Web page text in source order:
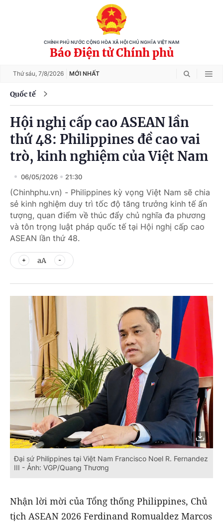
CHÍNH PHỦ NƯỚC CỘNG HÒA XÃ HỘI CHỦ NGHĨA VIỆT NAM
Báo Điện tử Chính phủ
Thứ sáu, 7/8/2026 MỚI NHẤT
Quốc tế
Hội nghị cấp cao ASEAN lần
thứ 48: Philippines đề cao vai
trò, kinh nghiệm của Việt Nam
06/05/2026 21:30
(Chinhphu.vn) - Philippines kỳ vọng Việt Nam sẽ chia
sẻ kinh nghiệm duy trì tốc độ tăng trưởng kinh tế ấn
tượng, quan điểm về thúc đẩy chủ nghĩa đa phương
và tôn trọng luật pháp quốc tế tại Hội nghị cấp cao
ASEAN lần thứ 48.
aA
Đại sứ Philippines tại Việt Nam Francisco Noel R. Fernandez
III - Ảnh: VGP/Quang Thương
Nhận lời mời của Tổng thống Philippines, Chủ
tịch ASEAN 2026 Ferdinand Romualdez Marcos